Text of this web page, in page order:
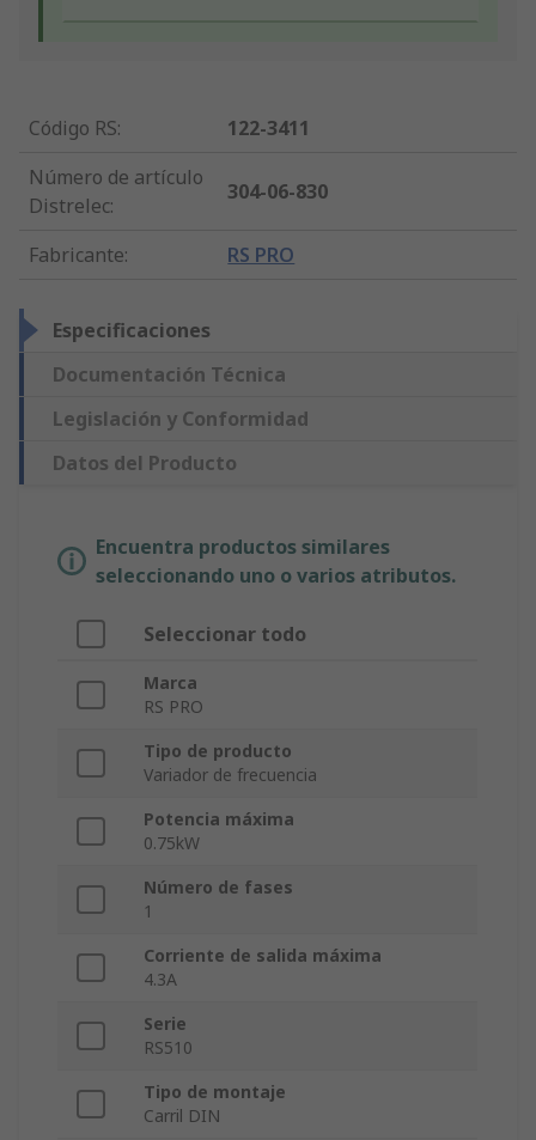
Código RS:
122-3411
Número de artículo
Distrelec:
304-06-830
Fabricante: RS PRO
Especificaciones
Documentación Técnica
Legislación y Conformidad
Datos del Producto
Encuentra productos similares
seleccionando uno o varios atributos.
Seleccionar todo
Marca
RS PRO
Tipo de producto
Variador de frecuencia
Potencia máxima
0.75kW
Número de fases
1
Corriente de salida máxima
4.3A
Serie
RS510
Tipo de montaje
Carril DIN